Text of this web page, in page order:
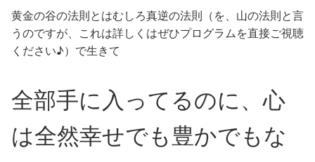
黄金の谷の法則とはむしろ真逆の法則（を、山の法則と言
うのですが、これは詳しくはぜひプログラムを直接ご視聴
ください♪）で生きて
全部手に入ってるのに、心
は全然幸せでも豊かでもな